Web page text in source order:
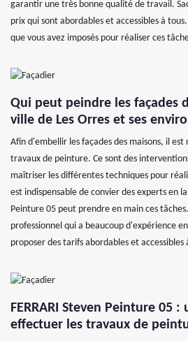
garantir une très bonne qualité de travail.
prix qui sont abordables et accessibles à
que vous avez imposés pour réaliser ces
Qui peut peindre les façades
ville de Les Orres et ses
Afin d'embellir les façades des maisons, il est
travaux de peinture. Ce sont des
maîtriser les différentes techniques pour
est indispensable de convier des experts en
Peinture 05 peut prendre en main ces
professionnel qui a beaucoup d'expérience
proposer des tarifs abordables et accessibles
FERRARI Steven Peinture 05
effectuer les travaux de